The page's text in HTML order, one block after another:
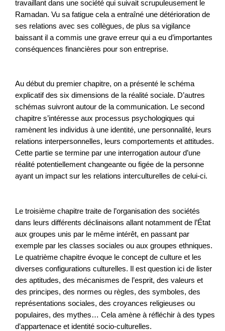
travaillant dans une société qui suivait scrupuleusement le
Ramadan. Vu sa fatigue cela a entraîné une détérioration de
ses relations avec ses collègues, de plus sa vigilance
baissant il a commis une grave erreur qui a eu d’importantes
conséquences financières pour son entreprise.
Au début du premier chapitre, on a présenté le schéma
explicatif des six dimensions de la réalité sociale. D’autres
schémas suivront autour de la communication. Le second
chapitre s’intéresse aux processus psychologiques qui
ramènent les individus à une identité, une personnalité, leurs
relations interpersonnelles, leurs comportements et attitudes.
Cette partie se termine par une interrogation autour d’une
réalité potentiellement changeante ou figée de la personne
ayant un impact sur les relations interculturelles de celui-ci.
Le troisième chapitre traite de l’organisation des sociétés
dans leurs différents déclinaisons allant notamment de l’État
aux groupes unis par le même intérêt, en passant par
exemple par les classes sociales ou aux groupes ethniques.
Le quatrième chapitre évoque le concept de culture et les
diverses configurations culturelles. Il est question ici de lister
des aptitudes, des mécanismes de l’esprit, des valeurs et
des principes, des normes ou règles, des symboles, des
représentations sociales, des croyances religieuses ou
populaires, des mythes… Cela amène à réfléchir à des types
d’appartenace et identité socio-culturelles.